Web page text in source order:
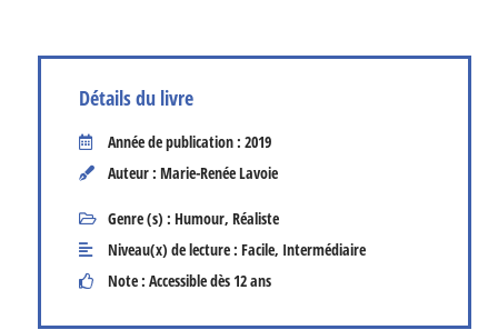
Détails du livre
Année de publication : 2019
Auteur : Marie-Renée Lavoie
Genre (s) : Humour, Réaliste
Niveau(x) de lecture : Facile, Intermédiaire
Note : Accessible dès 12 ans